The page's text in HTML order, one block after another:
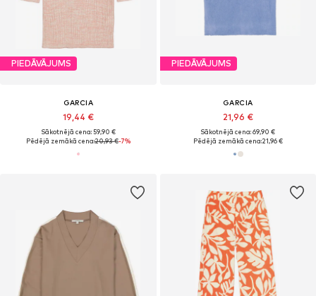
PIEDĀVĀJUMS
GARCIA
19,44 €
Sākotnējā cena: 59,90 €
Pēdējā zemākā cena:20,93 €-7%
PIEDĀVĀJUMS
GARCIA
21,96 €
Sākotnējā cena: 69,90 €
Pēdējā zemākā cena:21,96 €